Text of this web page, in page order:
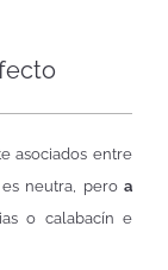
asociados entre
neutra, pero a
o calabacín e